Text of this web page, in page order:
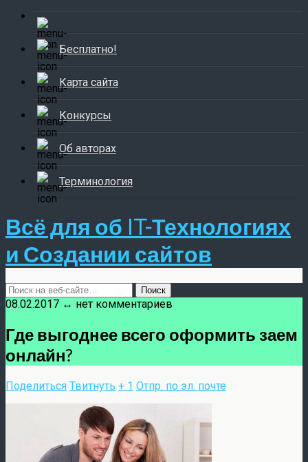
Бесплатно!
Карта сайта
Конкурсы
Об авторах
Терминология
Всё для об IT-Технологиях
и Создании сайтов
08.02.2017 ↔ нет комментариев
Где выгоднее всего оформить заем
онлайн?
Поделиться Твитнуть + 1 Отпр. по эл. почте